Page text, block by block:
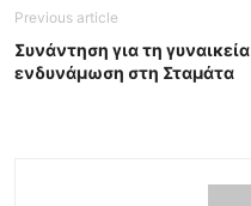
Previous article
Συνάντηση για τη γυναικεία
ενδυνάμωση στη Σταμάτα